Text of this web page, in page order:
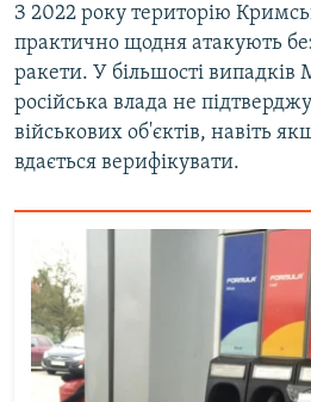
З 2022 року територію
практично щодня атакують
ракети. У більшості
російська влада не
військових об'єктів, навіть
вдається верифікувати.